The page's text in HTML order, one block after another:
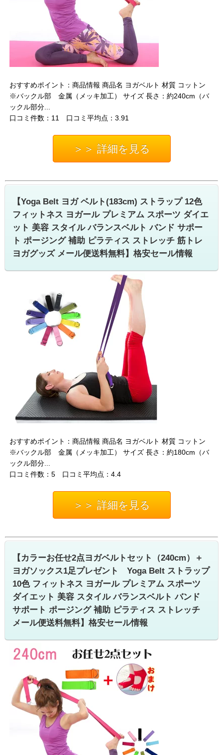
おすすめポイント：商品情報 商品名 ヨガベルト 材質 コットン
※バックル部 金属（メッキ加工） サイズ 長さ：約240cm（バ
ックル部分...
口コミ件数：11 口コミ平均点：3.91
＞＞ 詳細を見る
【Yoga Belt ヨガ ベルト(183cm) ストラップ 12色
フィットネス ヨガール プレミアム スポーツ ダイエ
ット 美容 スタイル バランスベルト バンド サポー
ト ポージング 補助 ピラティス ストレッチ 筋トレ
ヨガグッズ メール便送料無料】格安セール情報
おすすめポイント：商品情報 商品名 ヨガベルト 材質 コットン
※バックル部 金属（メッキ加工） サイズ 長さ：約180cm（バ
ックル部分...
口コミ件数：5 口コミ平均点：4.4
＞＞ 詳細を見る
【カラーお任せ2点ヨガベルトセット（240cm）＋
ヨガソックス1足プレゼント Yoga Belt ストラップ
10色 フィットネス ヨガール プレミアム スポーツ
ダイエット 美容 スタイル バランスベルト バンド
サポート ポージング 補助 ピラティス ストレッチ
メール便送料無料】格安セール情報